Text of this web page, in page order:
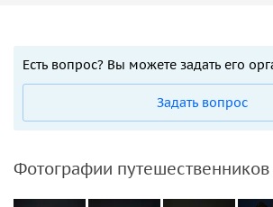
Есть вопрос? Вы можете задать его
Задать вопрос
Фотографии путешественников